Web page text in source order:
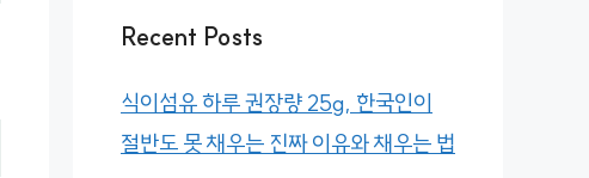
Recent Posts
식이섬유 하루 권장량 25g, 한국인이
절반도 못 채우는 진짜 이유와 채우는 법